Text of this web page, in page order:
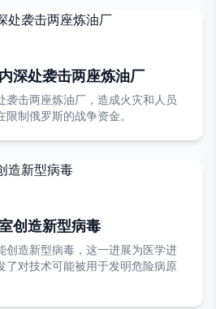
深处袭击两座炼油厂
袭击两座炼油厂，造成火灾和人员
制俄罗斯的战争资金。
创造新型病毒
创造新型病毒，这一进展为医学进
了对技术可能被用于发明危险病原